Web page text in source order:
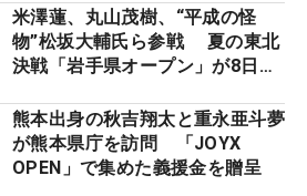
ーのヒトネタ！】
米澤蓮、丸山茂樹、“平成の怪
物”松坂大輔氏ら参戦 夏の東北
決戦「岩手県オープン」が8日開
熊本出身の秋吉翔太と重永亜斗夢
が熊本県庁を訪問 「JOYX
OPEN」で集めた義援金を贈呈